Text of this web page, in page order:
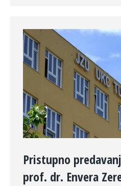
Pristupno
prof. dr. Envera